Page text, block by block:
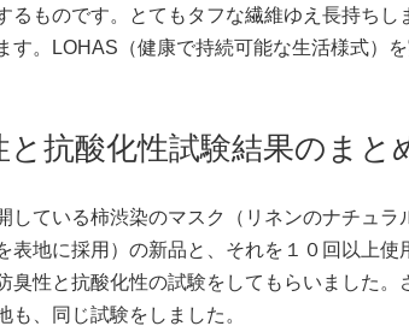
るものです。とてもタフな繊維ゆえ長持ち
す。LOHAS（健康で持続可能な生活様式）を
と抗酸化性試験結果のまと
している柿渋染のマスク（リネンのナチュ
表地に採用）の新品と、それを１０回以上
臭性と抗酸化性の試験をしてもらいました
も、同じ試験をしました。